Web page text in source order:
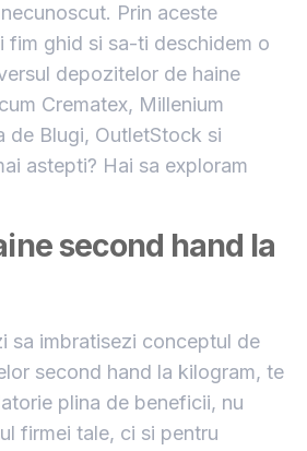
Prin aceste
fim ghid si sa-ti deschidem o
depozitelor de haine
Crematex, Millenium
de Blugi, OutletStock si
astepti? Hai sa exploram
second hand la
sa imbratisezi conceptul de
second hand la kilogram, te
plina de beneficii, nu
firmei tale, ci si pentru